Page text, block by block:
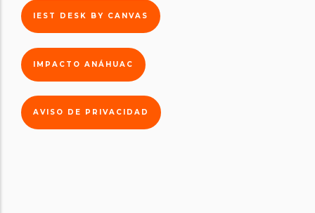
IEST DESK BY CANVAS
IMPACTO ANÁHUAC
AVISO DE PRIVACIDAD